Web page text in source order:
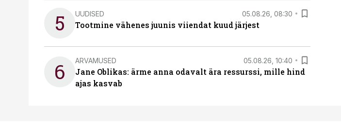
5 UUDISED 05.08.26, 08:30
Tootmine vähenes juunis viiendat kuud järjest
6 ARVAMUSED 05.08.26, 10:40
Jane Oblikas: ärme anna odavalt ära ressurssi, mille hind
ajas kasvab